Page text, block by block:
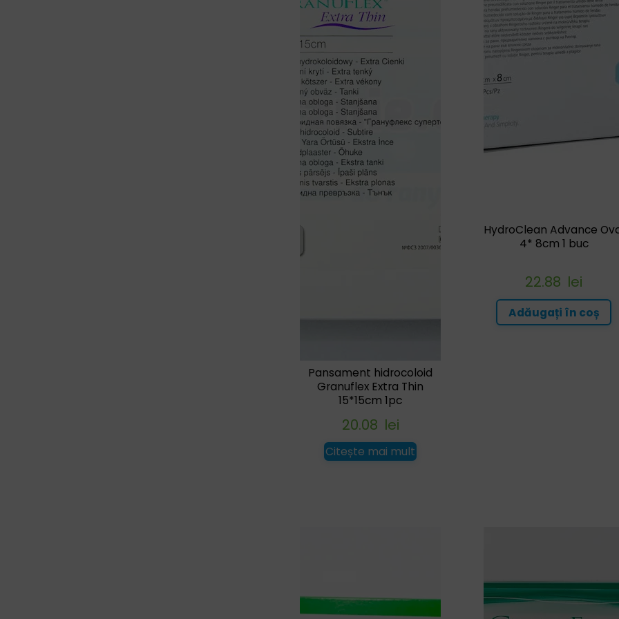
Pansament hidrocoloid
Granuflex Extra Thin
15*15cm 1pc
20.08 lei
Citește mai mult
HydroClean Advance
4* 8cm 1 buc
22.88 lei
Adăugați în coș